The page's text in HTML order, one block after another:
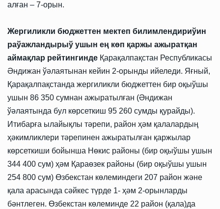
алған – 7-орын.
Жергиликли бюджеттен мектеп билимлендириўин
раўажландырыў ушын ең көп қаржы ажыратқан
аймақлар рейтингинде Қарақалпақстан Республикасы
Әндижан ўәлаятынан кейин 2-орынды ийеледи. Яғный,
Қарақалпақстанда жергиликли бюджеттен бир оқыўшы
ушын 86 350 сумнан ажыратылған (Әндижан
ўәлаятында бул көрсеткиш 95 260 сумды қурайды).
Итибарға ылайықлы тәрепи, район ҳәм қалалардың
ҳәкимликлери тәрепинен ажыратылған қаржылар
көрсеткиши бойынша Нөкис районы (бир оқыўшы ушын
344 400 сум) ҳәм Қараөзек районы (бир оқыўшы ушын
254 800 сум) Өзбекстан көлеминдеги 207 район және
қала арасында сәйкес түрде 1- ҳәм 2-орынларды
бәнтлеген. Өзбекстан көлеминде 22 район (қала)да